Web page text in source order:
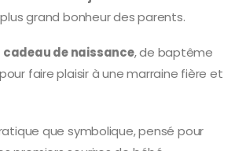
grand bonheur des parents.
cadeau de naissance, de baptême
faire plaisir à une marraine fière et
que symbolique, pensé pour